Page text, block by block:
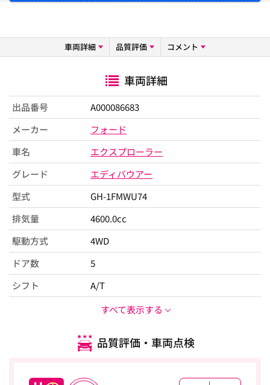
車両詳細 品質評価 コメント
車両詳細
出品番号
A000086683
メーカー
フォード
車名
エクスプローラー
グレード
エディバウアー
型式
GH-1FMWU74
排気量
4600.0cc
駆動方式
4WD
ドア数
5
シフト
A/T
すべて表示する
品質評価・車両点検